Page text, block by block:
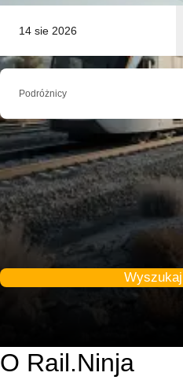
14 sie 2026
Podróżnicy
O Rail.Ninja